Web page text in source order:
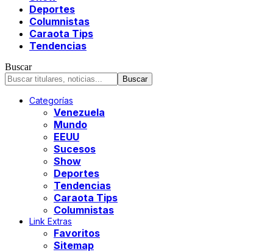
Deportes
Columnistas
Caraota Tips
Tendencias
Buscar
Categorías
Venezuela
Mundo
EEUU
Sucesos
Show
Deportes
Tendencias
Caraota Tips
Columnistas
Link Extras
Favoritos
Sitemap